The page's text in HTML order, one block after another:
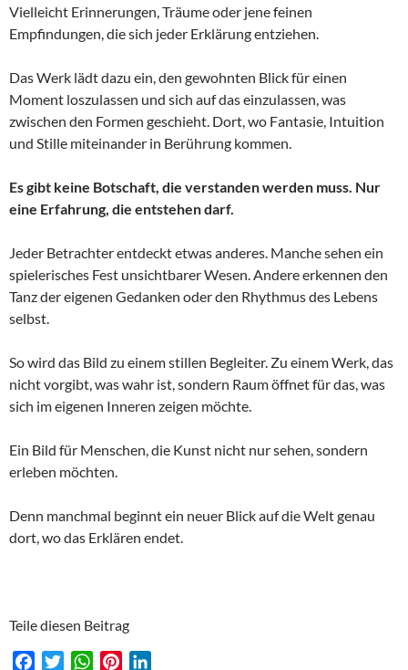
Vielleicht Erinnerungen, Träume oder jene feinen
Empfindungen, die sich jeder Erklärung entziehen.
Das Werk lädt dazu ein, den gewohnten Blick für einen
Moment loszulassen und sich auf das einzulassen, was
zwischen den Formen geschieht. Dort, wo Fantasie, Intuition
und Stille miteinander in Berührung kommen.
Es gibt keine Botschaft, die verstanden werden muss. Nur
eine Erfahrung, die entstehen darf.
Jeder Betrachter entdeckt etwas anderes. Manche sehen ein
spielerisches Fest unsichtbarer Wesen. Andere erkennen den
Tanz der eigenen Gedanken oder den Rhythmus des Lebens
selbst.
So wird das Bild zu einem stillen Begleiter. Zu einem Werk, das
nicht vorgibt, was wahr ist, sondern Raum öffnet für das, was
sich im eigenen Inneren zeigen möchte.
Ein Bild für Menschen, die Kunst nicht nur sehen, sondern
erleben möchten.
Denn manchmal beginnt ein neuer Blick auf die Welt genau
dort, wo das Erklären endet.
Teile diesen Beitrag
W